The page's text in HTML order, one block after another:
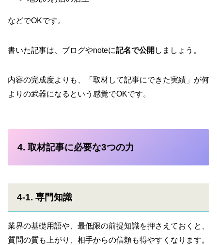
などでOKです。
書いた記事は、ブログやnoteに記名で公開 しましょう。
内容の完成度よりも、「取材して記事にできた実績」が何
よりの武器になるという感覚でOKです。
4. 取材記事に必要な3つの力
4-1. 専門知識
業界の基礎用語や、最低限の前提知識を押さえておくと、
質問の質も上がり、相手からの信頼も得やすくなります。